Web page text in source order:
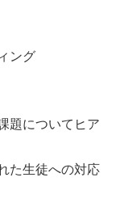
ング
題についてヒア
た生徒への対応